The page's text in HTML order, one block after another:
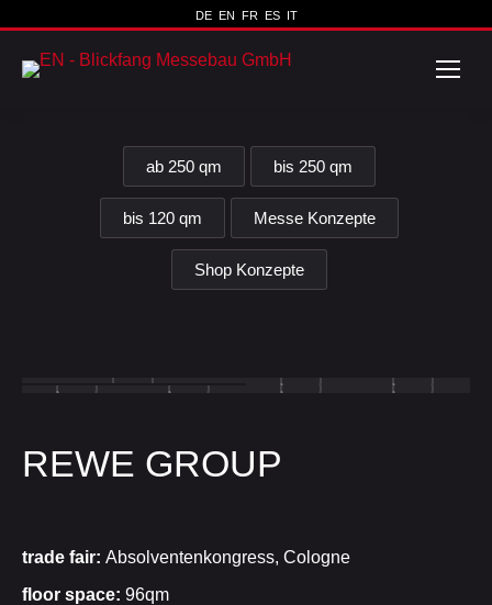
DE EN FR ES IT
ab 250 qm bis 250 qm
bis 120 qm Messe Konzepte
Shop Konzepte
REWE GROUP
trade fair: Absolventenkongress, Cologne
floor space: 96qm